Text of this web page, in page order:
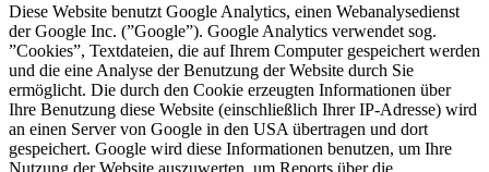
Diese Website benutzt Google Analytics, einen Webanalysedienst
der Google Inc. (”Google”). Google Analytics verwendet sog.
”Cookies”, Textdateien, die auf Ihrem Computer gespeichert werden
und die eine Analyse der Benutzung der Website durch Sie
ermöglicht. Die durch den Cookie erzeugten Informationen über
Ihre Benutzung diese Website (einschließlich Ihrer IP-Adresse) wird
an einen Server von Google in den USA übertragen und dort
gespeichert. Google wird diese Informationen benutzen, um Ihre
Nutzung der Website auszuwerten, um Reports über die